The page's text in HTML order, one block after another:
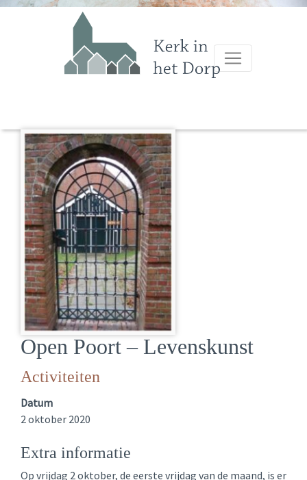
Open Poort – Levenskunst
Activiteiten
Datum
2 oktober 2020
Extra informatie
Op vrijdag 2 oktober, de eerste vrijdag van de maand, is er